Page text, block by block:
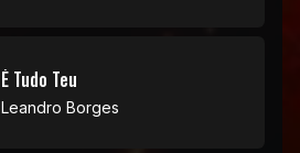
É Tudo Teu
Leandro Borges